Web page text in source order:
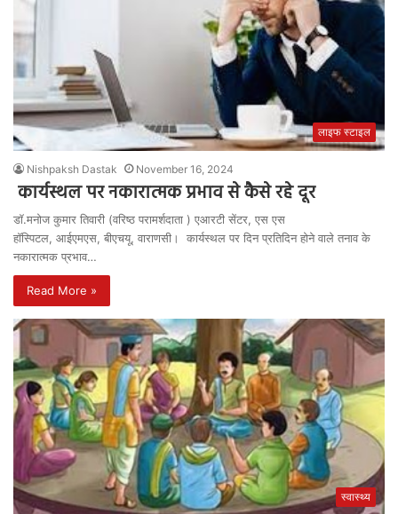
लाइफ स्टाइल
Nishpaksh Dastak November 16, 2024
कार्यस्थल पर नकारात्मक प्रभाव से कैसे रहे दूर
डॉ.मनोज कुमार तिवारी (वरिष्ठ परामर्शदाता ) एआरटी सेंटर, एस एस
हॉस्पिटल, आईएमएस, बीएचयू, वाराणसी। कार्यस्थल पर दिन प्रतिदिन होने वाले तनाव के
नकारात्मक प्रभाव…
Read More »
स्वास्थ्य